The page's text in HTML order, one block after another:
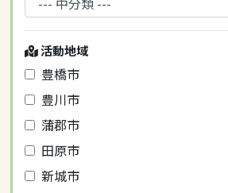
活動地域
豊橋市
豊川市
蒲郡市
田原市
新城市